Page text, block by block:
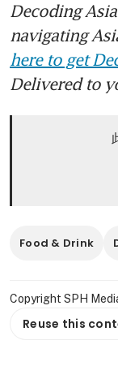
Decoding
navigating
here to get
Delivered to
Food & Drink
Copyright SPH
Reuse this